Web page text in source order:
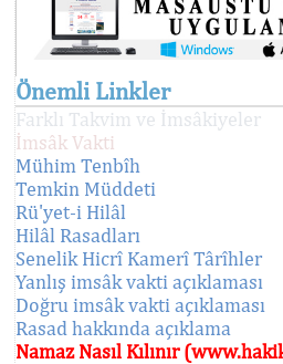
Önemli Linkler
Farklı Takvim ve İmsâkiyeler
İmsâk Vakti
Mühim Tenbîh
Temkin Müddeti
Rü'yet-i Hilâl
Hilâl Rasadları
Senelik Hicrî Kamerî Târîhler
Yanlış imsâk vakti açıklaması
Doğru imsâk vakti açıklaması
Rasad hakkında açıklama
Namaz Nasıl Kılınır